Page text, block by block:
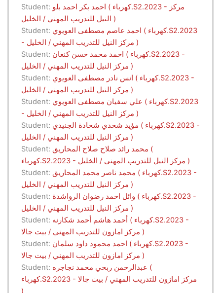
Student: احمد بكر احمد بلو ( كهرباء.S2.2023 - مركز
النيل للتدريب المهني / الخليل )
Student: احمد عاصم مصطفى العويوي ( كهرباء.S2.2023
- مركز النيل للتدريب المهني / الخليل )
Student: احمد محمد حسن كنعان ( كهرباء.S2.2023 -
مركز النيل للتدريب المهني / الخليل )
Student: انس نادر مصطفى العويوي ( كهرباء.S2.2023 -
مركز النيل للتدريب المهني / الخليل )
Student: علي سفيان مصطفى العويوي ( كهرباء.S2.2023
- مركز النيل للتدريب المهني / الخليل )
Student: مؤيد شحدي شحادة الجنيدي ( كهرباء.S2.2023 -
مركز النيل للتدريب المهني / الخليل )
Student: محمد رائد صلاح صلاح المحاريق (
كهرباء.S2.2023 - مركز النيل للتدريب المهني / الخليل )
Student: محمد ناصر محمد المحاريق ( كهرباء.S2.2023 -
مركز النيل للتدريب المهني / الخليل )
Student: وائل احمد رضوان الرواشدة ( كهرباء.S2.2023 -
مركز النيل للتدريب المهني / الخليل )
Student: أحمد هاشم أحمد شكارنه ( كهرباء.S2.2023 -
مركز امازون للتدريب المهني / بيت جالا )
Student: احمد محمود داود سلمان ( كهرباء.S2.2023 -
مركز امازون للتدريب المهني / بيت جالا )
Student: عبدالرحمن ربحي محمد نجاجره (
كهرباء.S2.2023 - مركز امازون للتدريب المهني / بيت جالا
)